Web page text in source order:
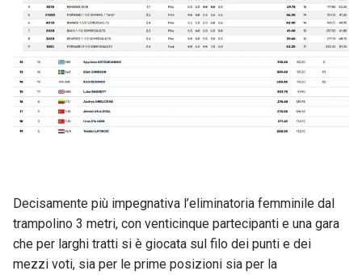
Decisamente più impegnativa l’eliminatoria femminile dal
trampolino 3 metri, con venticinque partecipanti e una gara
che per larghi tratti si è giocata sul filo dei punti e dei
mezzi voti, sia per le prime posizioni sia per la